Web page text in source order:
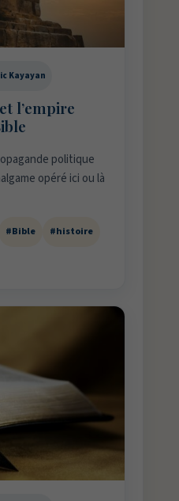
Kayayan
l’empire
politique
opéré ici ou là
#Bible #histoire